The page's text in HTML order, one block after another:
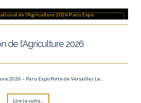
de l'Agriculture 2026
2026 – Paris Expo Porte de Versailles Le...
Lire la suite...